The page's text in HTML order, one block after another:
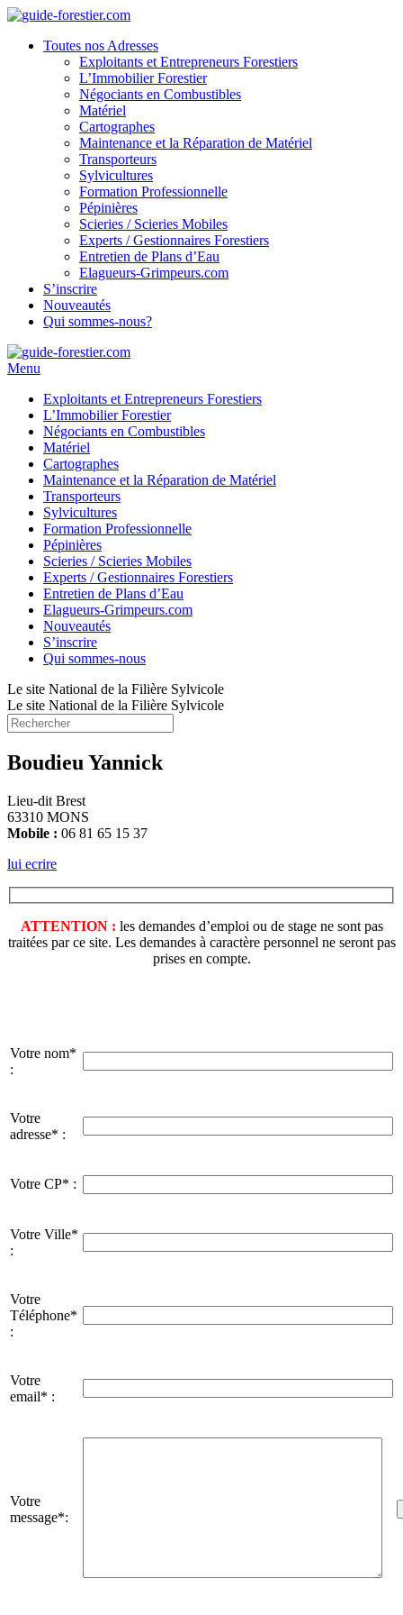
Toutes nos Adresses
Exploitants et Entrepreneurs Forestiers
L’Immobilier Forestier
Négociants en Combustibles
Matériel
Cartographes
Maintenance et la Réparation de Matériel
Transporteurs
Sylvicultures
Formation Professionnelle
Pépinières
Scieries / Scieries Mobiles
Experts / Gestionnaires Forestiers
Entretien de Plans d’Eau
Elagueurs-Grimpeurs.com
S’inscrire
Nouveautés
Qui sommes-nous?
Menu
Exploitants et Entrepreneurs Forestiers
L’Immobilier Forestier
Négociants en Combustibles
Matériel
Cartographes
Maintenance et la Réparation de Matériel
Transporteurs
Sylvicultures
Formation Professionnelle
Pépinières
Scieries / Scieries Mobiles
Experts / Gestionnaires Forestiers
Entretien de Plans d’Eau
Elagueurs-Grimpeurs.com
Nouveautés
S’inscrire
Qui sommes-nous
Le site National de la Filière Sylvicole
Le site National de la Filière Sylvicole
Boudieu Yannick
Lieu-dit Brest
63310 MONS
Mobile : 06 81 65 15 37
lui ecrire
ATTENTION : les demandes d’emploi ou de stage ne sont pas
traitées par ce site. Les demandes à caractère personnel ne seront pas
prises en compte.
Votre nom*
:
Votre
adresse* :
Votre CP* :
Votre Ville*
:
Votre
Téléphone*
:
Votre
email* :
Votre
message*: